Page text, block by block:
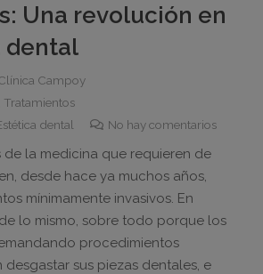
Una revolución en
dental
Campoy
Tratamientos
dental No hay comentarios
la medicina que requieren de
desde hace ya muchos años,
mínimamente invasivos. En
lo mismo, sobre todo porque los
procedimientos
desgastar sus piezas dentales, e